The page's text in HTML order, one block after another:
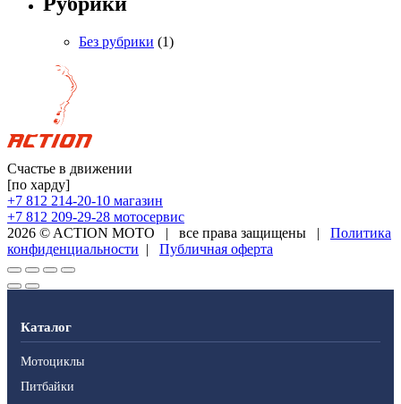
Без рубрики (1)
Счастье в движении
[по харду]
+7 812 214-20-10 магазин
+7 812 209-29-28 мотосервис
2026 © ACTION MOTO | все права защищены |
Политика
конфиденциальности | Публичная оферта
Каталог
Мотоциклы
Питбайки